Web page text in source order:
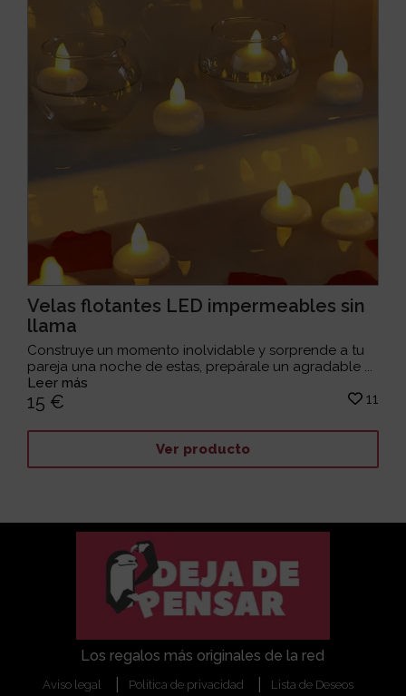
Velas flotantes LED impermeables sin
llama
Construye un momento inolvidable y sorprende a tu
pareja una noche de estas, prepárale un agradable ...
Leer más
15 € 11
Ver producto
Los regalos más originales de la red
Aviso legal Política de privacidad Lista de Deseos